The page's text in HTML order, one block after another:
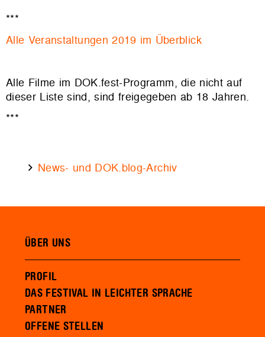
***
Alle Veranstaltungen 2019 im Überblick
Alle Filme im DOK.fest-Programm, die nicht auf
dieser Liste sind, sind freigegeben ab 18 Jahren.
***
News- und DOK.blog-Archiv
ÜBER UNS
PROFIL
DAS FESTIVAL IN LEICHTER SPRACHE
PARTNER
OFFENE STELLEN